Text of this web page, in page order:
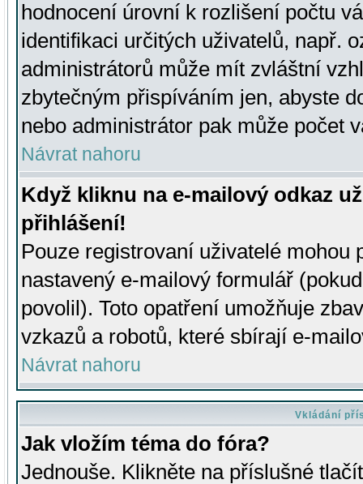
hodnocení úrovní k rozlišení počtu
identifikaci určitých uživatelů, např.
administrátorů může mít zvláštní
zbytečným přispíváním jen, abyste
nebo administrátor pak může počet
Návrat nahoru
Když kliknu na e-mailový odkaz
přihlášení!
Pouze registrovaní uživatelé mohou
nastavený e-mailový formulář
povolil). Toto opatření umožňuje
vzkazů a robotů, které sbírají e-
Návrat nahoru
Vkládání
Jak vložím téma do fóra?
Jednouše. Klikněte na příslušné